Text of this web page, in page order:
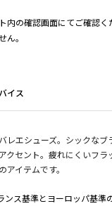
の確認画面にてご確認く
。
イス
レエシューズ。シックなブ
クセント。疲れにくいフ
イテムです。
ス基準とヨーロッパ基準